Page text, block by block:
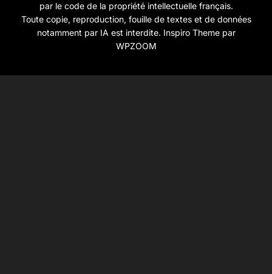
par le code de la propriété intellectuelle français.
Toute copie, reproduction, fouille de textes et de données
notamment par IA est interdite. Inspiro Themepar
WPZOOM